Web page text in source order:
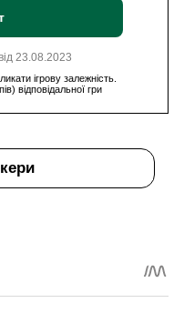
23.08.2023
ігрову залежність.
відповідальної гри